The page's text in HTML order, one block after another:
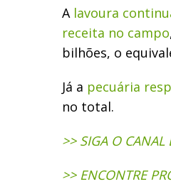
A lavoura
receita no campo
bilhões, o
Já a pecuária
no total.
>> SIGA O CANAL
>> ENCONTRE